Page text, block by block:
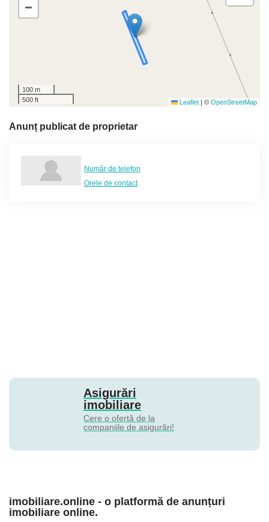
−
100 m
500 ft
Leaflet | © OpenStreetMap
Anunț publicat de proprietar
Număr de telefon
Orele de contact
Asigurări
imobiliare
Cere o ofertă de la
companiile de asigurări!
imobiliare.online - o platformă de anunțuri
imobiliare online.